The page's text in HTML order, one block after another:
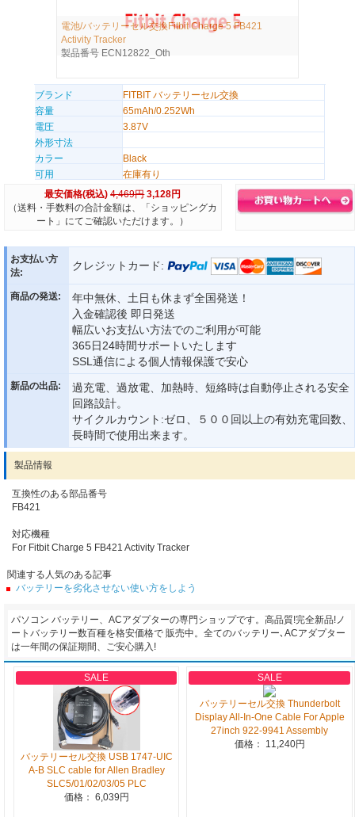
電池/バッテリーセル交換Fitbit Charge 5 FB421
Activity Tracker
製品番号 ECN12822_Oth
ブランド
FITBIT バッテリーセル交換
容量
65mAh/0.252Wh
電圧
3.87V
外形寸法
カラー
Black
可用
在庫有り
最安価格(税込)4,469円 3,128円
（送料・手数料の合計金額は、「ショッピングカ
ート」にてご確認いただけます。）
お支払い方
法:
クレジットカード:
商品の発送:
年中無休、土日も休まず全国発送！
入金確認後 即日発送
幅広いお支払い方法でのご利用が可能
365日24時間サポートいたします
SSL通信による個人情報保護で安心
新品の出品:
過充電、過放電、加熱時、短絡時は自動停止される安全
回路設計。
サイクルカウント:ゼロ、５００回以上の有効充電回数、
長時間で使用出来ます。
製品情報
互換性のある部品番号
FB421
対応機種
For Fitbit Charge 5 FB421 Activity Tracker
関連する人気のある記事
バッテリーを劣化させない使い方をしよう
パソコン バッテリー、ACアダプターの専門ショップです。高品質!完全新品!ノ
ートバッテリー数百種を格安価格で 販売中。全てのバッテリー､ACアダプター
は一年間の保証期間、ご安心購入!
SALE
バッテリーセル交換 USB 1747-UIC
A-B SLC cable for Allen Bradley
SLC5/01/02/03/05 PLC
価格： 6,039円
SALE
バッテリーセル交換 Thunderbolt
Display All-In-One Cable For Apple
27inch 922-9941 Assembly
価格： 11,240円